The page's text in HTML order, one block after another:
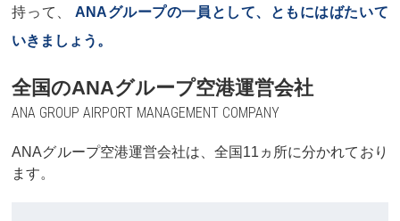
持って、
ANAグループの一員として、ともにはばたいて
いきましょう。
全国のANAグループ空港運営会社
ANA GROUP AIRPORT MANAGEMENT COMPANY
ANAグループ空港運営会社は、全国11ヵ所に分かれており
ます。